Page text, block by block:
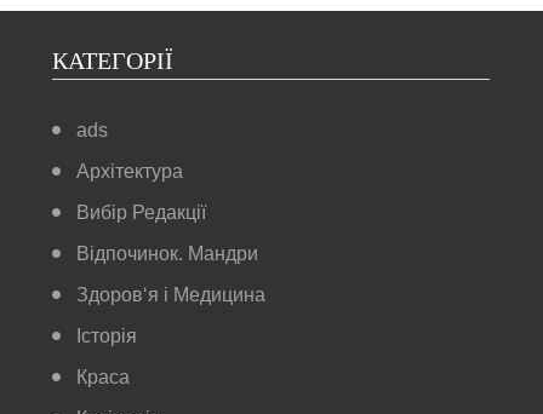
КАТЕГОРІЇ
ads
Архітектура
Вибір Редакції
Відпочинок. Мандри
Здоров‘я і Медицина
Історія
Краса